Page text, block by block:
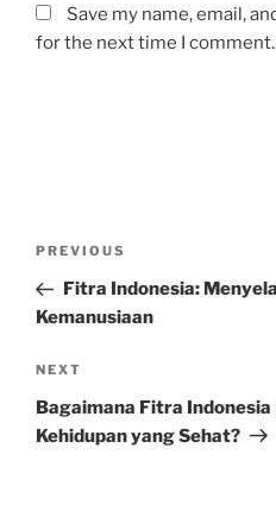
Save my name, email,
for the next time I comment.
Previous
Post
PREVIOUS
Fitra Indonesia:
Kemanusiaan
Next
Post
NEXT
Bagaimana Fitra
Kehidupan yang Sehat?